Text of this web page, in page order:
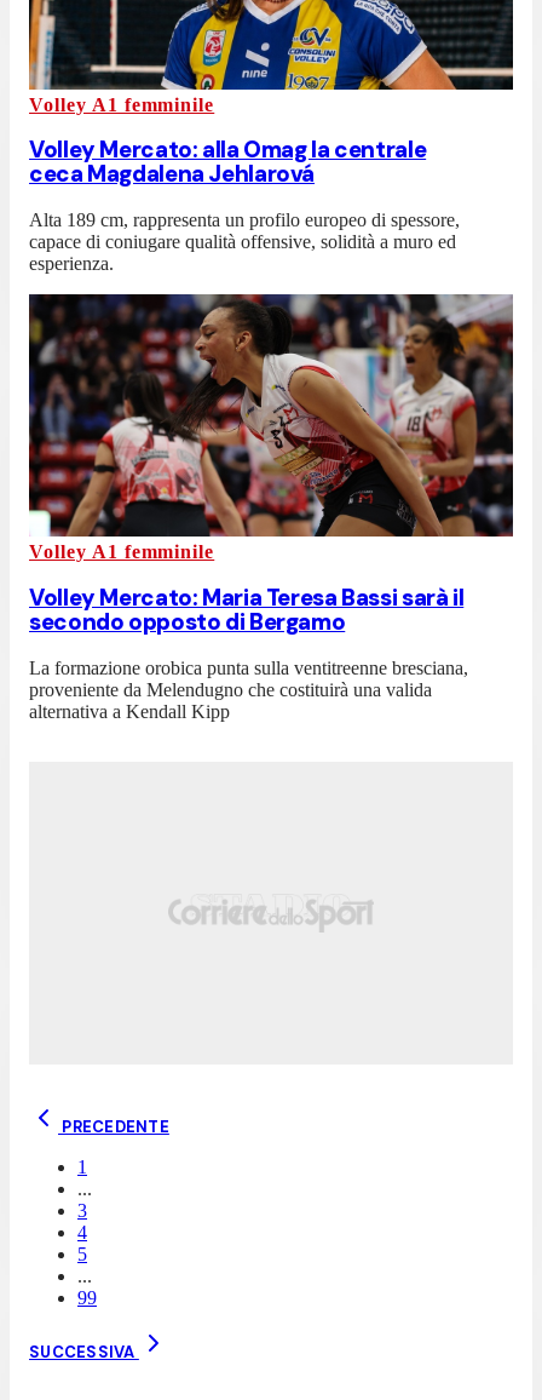
Volley A1 femminile
Volley Mercato: alla Omag la centrale
ceca Magdalena Jehlarová
Alta 189 cm, rappresenta un profilo europeo di spessore,
capace di coniugare qualità offensive, solidità a muro ed
esperienza.
Volley A1 femminile
Volley Mercato: Maria Teresa Bassi sarà il
secondo opposto di Bergamo
La formazione orobica punta sulla ventitreenne bresciana,
proveniente da Melendugno che costituirà una valida
alternativa a Kendall Kipp
PRECEDENTE
1
...
3
4
5
...
99
SUCCESSIVA